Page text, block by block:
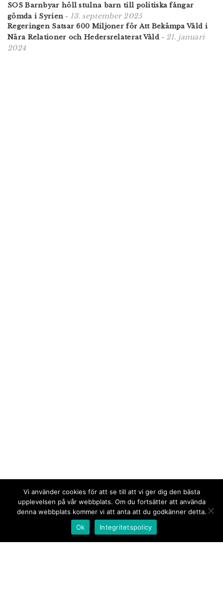
SOS Barnbyar höll stulna barn till politiska fångar
gömda i Syrien - 13. september 2025
Regeringen Satsar 600 Miljoner för Att Bekämpa Våld i
Nära Relationer och Hedersrelaterat Våld - 21. januari
2024
Vi använder cookies för att se till att vi ger dig den bästa
upplevelsen på vår webbplats. Om du fortsätter att använda
denna webbplats kommer vi att anta att du godkänner detta.
Ok
Integritetspolicy